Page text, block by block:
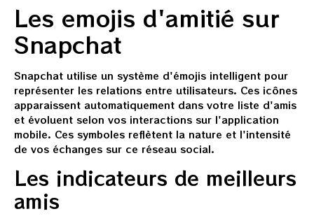
Les emojis d'amitié sur
Snapchat
Snapchat utilise un système d'émojis intelligent pour
représenter les relations entre utilisateurs. Ces icônes
apparaissent automatiquement dans votre liste d'amis
et évoluent selon vos interactions sur l'application
mobile. Ces symboles reflètent la nature et l'intensité
de vos échanges sur ce réseau social.
Les indicateurs de meilleurs
amis